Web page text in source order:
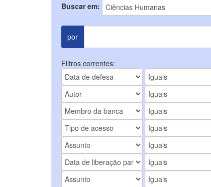
Buscar em:
por
Filtros correntes: